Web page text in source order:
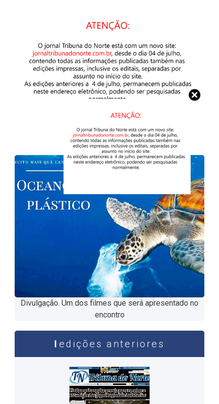
Divulgação. Um dos filmes que será apresentado no
encontro
edições anteriores